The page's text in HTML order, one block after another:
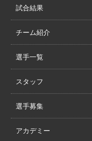
試合結果
チーム紹介
選手一覧
スタッフ
選手募集
アカデミー